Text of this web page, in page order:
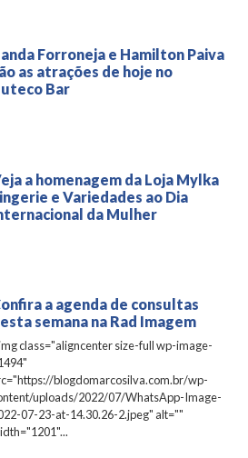
Forroneja e Hamilton Paiva
as atrações de hoje no
Bar
a homenagem da Loja Mylka
e Variedades ao Dia
da Mulher
a agenda de consultas
semana na Rad Imagem
class="aligncenter size-full wp-image-
blogdomarcosilva.com.br/wp-
uploads/2022/07/WhatsApp-Image-
07-23-at-14.30.26-2.jpeg" alt=""